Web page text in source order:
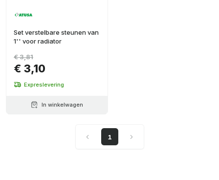
Set verstelbare steunen van
1'' voor radiator
€ 3,10
€ 3,81
Expreslevering
In winkelwagen
1